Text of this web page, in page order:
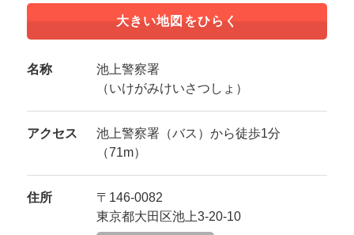
大きい地図をひらく
名称
池上警察署
（いけがみけいさつしょ）
アクセス
池上警察署（バス）から徒歩1分
（71m）
住所
〒146-0082
東京都大田区池上3-20-10